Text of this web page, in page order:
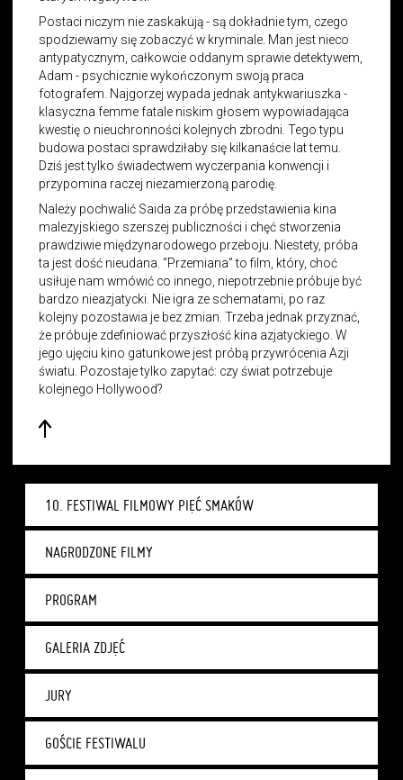
10. FESTIWAL FILMOWY PIĘĆ SMAKÓW
NAGRODZONE FILMY
PROGRAM
GALERIA ZDJĘĆ
JURY
GOŚCIE FESTIWALU
Postaci niczym nie zaskakują - są dokładnie tym, czego
spodziewamy się zobaczyć w kryminale. Man jest nieco
antypatycznym, całkowcie oddanym sprawie detektywem,
Adam - psychicznie wykończonym swoją praca
fotografem. Najgorzej wypada jednak antykwariuszka -
klasyczna femme fatale niskim głosem wypowiadająca
kwestię o nieuchronności kolejnych zbrodni. Tego typu
budowa postaci sprawdziłaby się kilkanaście lat temu.
Dziś jest tylko świadectwem wyczerpania konwencji i
przypomina raczej niezamierzoną parodię.
Należy pochwalić Saida za próbę przedstawienia kina
malezyjskiego szerszej publiczności i chęć stworzenia
prawdziwie międzynarodowego przeboju. Niestety, próba
ta jest dość nieudana. “Przemiana” to film, który, choć
usiłuje nam wmówić co innego, niepotrzebnie próbuje być
bardzo nieazjatycki. Nie igra ze schematami, po raz
kolejny pozostawia je bez zmian. Trzeba jednak przyznać,
że próbuje zdefiniować przyszłość kina azjatyckiego. W
jego ujęciu kino gatunkowe jest próbą przywrócenia Azji
światu. Pozostaje tylko zapytać: czy świat potrzebuje
kolejnego Hollywood?